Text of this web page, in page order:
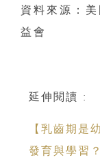
資料來源：
益會
延伸閱讀 :
【乳齒期是
發育與學習？養